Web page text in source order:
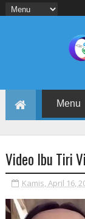
Video Ibu Tiri
Kamis, April 16,